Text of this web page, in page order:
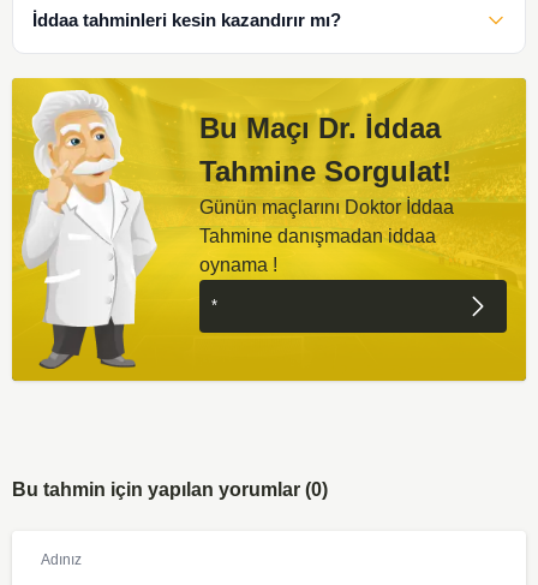
İddaa tahminleri kesin kazandırır mı?
Bu Maçı Dr. İddaa
Tahmine Sorgulat!
Günün maçlarını Doktor İddaa
Tahmine danışmadan iddaa
oynama !
Bu tahmin için yapılan yorumlar (0)